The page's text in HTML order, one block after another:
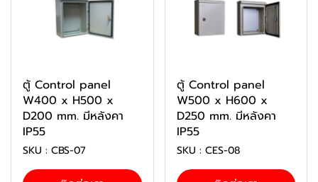
ตู้ Control panel
W400 x H500 x
D200 mm. มีหลังคา
IP55
SKU : CBS-07
ตู้ Control panel
W500 x H600 x
D250 mm. มีหลังคา
IP55
SKU : CES-08